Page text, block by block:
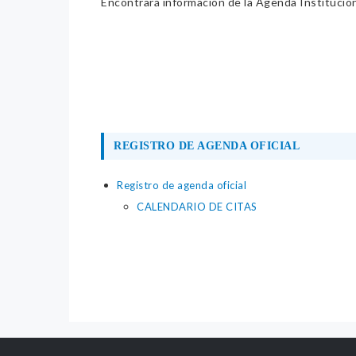
REGISTRO DE AGENDA OFICIAL
Registro de agenda oficial
CALENDARIO DE CITAS